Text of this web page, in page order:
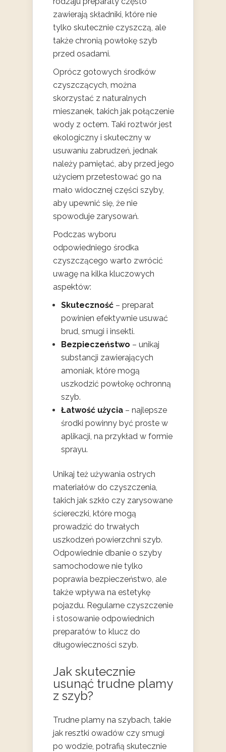
zawierają składniki, które nie
tylko skutecznie czyszczą, ale
także chronią powłokę szyb
przed osadami.
Oprócz gotowych środków
czyszczących, można
skorzystać z naturalnych
mieszanek, takich jak połączenie
wody z octem. Taki roztwór jest
ekologiczny i skuteczny w
usuwaniu zabrudzeń, jednak
należy pamiętać, aby przed jego
użyciem przetestować go na
mało widocznej części szyby,
aby upewnić się, że nie
spowoduje zarysowań.
Podczas wyboru
odpowiedniego środka
czyszczącego warto zwrócić
uwagę na kilka kluczowych
aspektów:
Skuteczność – preparat
powinien efektywnie usuwać
brud, smugi i insekti.
Bezpieczeństwo – unikaj
substancji zawierających
amoniak, które mogą
uszkodzić powłokę ochronną
szyb.
Łatwość użycia – najlepsze
środki powinny być proste w
aplikacji, na przykład w formie
sprayu.
Unikaj też używania ostrych
materiałów do czyszczenia,
takich jak szkło czy zarysowane
ściereczki, które mogą
prowadzić do trwałych
uszkodzeń powierzchni szyb.
Odpowiednie dbanie o szyby
samochodowe nie tylko
poprawia bezpieczeństwo, ale
także wpływa na estetykę
pojazdu. Regularne czyszczenie
i stosowanie odpowiednich
preparatów to klucz do
długowieczności szyb.
Jak skutecznie
usunąć trudne plamy
z szyb?
Trudne plamy na szybach, takie
jak resztki owadów czy smugi
po wodzie, potrafią skutecznie